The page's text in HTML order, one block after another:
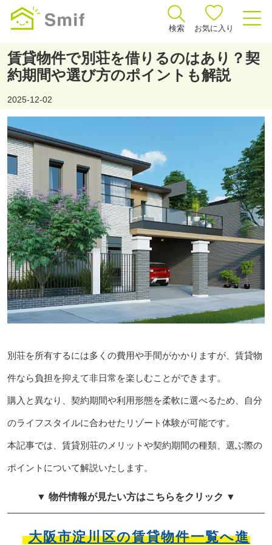
検索 お気に入り
賃貸物件で別荘を借りるのはあり？契
約期間や選び方のポイントも解説
2025-12-02
別荘を所有するには多くの費用や手間がかかりますが、賃貸物
件なら負担を抑えて非日常を楽しむことができます。
購入と異なり、契約期間や利用形態を柔軟に選べるため、自分
のライフスタイルに合わせたリゾート体験が可能です。
本記事では、賃貸別荘のメリットや契約期間の種類、選ぶ際の
ポイントについて解説いたします。
▼ 物件情報が見たい方はこちらをクリック ▼
大阪市淀川区の賃貸物件一覧へ進